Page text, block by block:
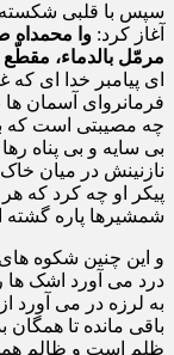
سپس با قلبی شکسته
آغاز کرد: وا محمداه
مرمّل بالدماء،
ای پیامبر خدا ای
فرمانروای آسمان‌
چه مصیبتی است که
بی‌ سایه و بی‌‌ پناه
نازنینش در میان
پیکر او چه کرد که
شمشیرها پاره
و این چنین شکوه‌ های
درد می آورد اشک‌
به لرزه در می آورد
باقی مانده تا
ظلم است و ظالم